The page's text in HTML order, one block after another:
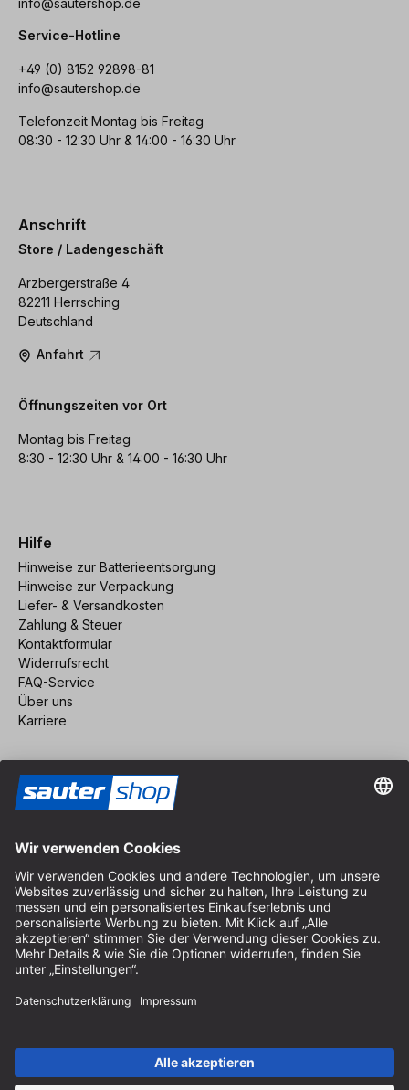
info@sautershop.de
Service-Hotline
+49 (0) 8152 92898-81
info@sautershop.de
Telefonzeit Montag bis Freitag
08:30 - 12:30 Uhr & 14:00 - 16:30 Uhr
Anschrift
Store / Ladengeschäft
Arzbergerstraße 4
82211 Herrsching
Deutschland
Anfahrt
Öffnungszeiten vor Ort
Montag bis Freitag
8:30 - 12:30 Uhr & 14:00 - 16:30 Uhr
Hilfe
Hinweise zur Batterieentsorgung
Hinweise zur Verpackung
Liefer- & Versandkosten
Zahlung & Steuer
Kontaktformular
Widerrufsrecht
FAQ-Service
Über uns
Karriere
Impressum
AGB
Datenschutz
Cookie-Einstellungen
© 2026 sauter GmbH
* kostenloser Versand ab 150 Euro Bestellwert innerhalb
Deutschlands für die Standard-Paketgrößen - ausgenommen
Sperrgut und Fracht